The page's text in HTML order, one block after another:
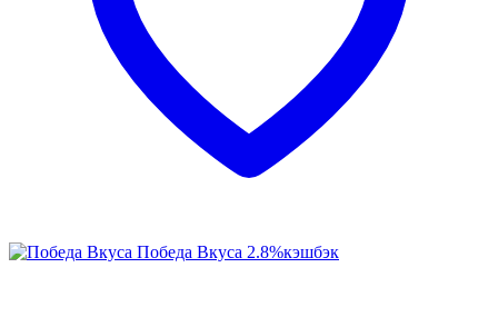
Победа Вкуса 2.8%кэшбэк